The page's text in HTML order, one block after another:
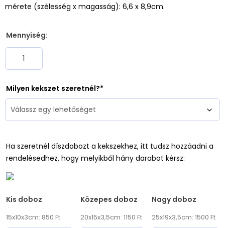
mérete (szélesség x magasság): 6,6 x 8,9cm.
Mennyiség:
Milyen kekszet szeretnél?
Ha szeretnél díszdobozt a kekszekhez, itt tudsz hozzáadni a
rendelésedhez, hogy melyikből hány darabot kérsz:
Kis doboz
15x10x3cm: 850 Ft
Közepes doboz
20x15x3,5cm: 1150 Ft
Nagy doboz
25x19x3,5cm: 1500 Ft